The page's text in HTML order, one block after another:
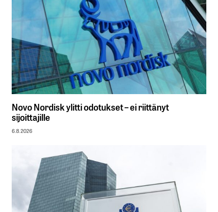
Novo Nordisk ylitti odotukset – ei riittänyt
sijoittajille
6.8.2026